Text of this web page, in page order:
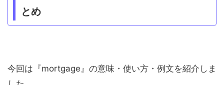
とめ
今回は『mortgage』の意味・使い方・例文を紹介しま